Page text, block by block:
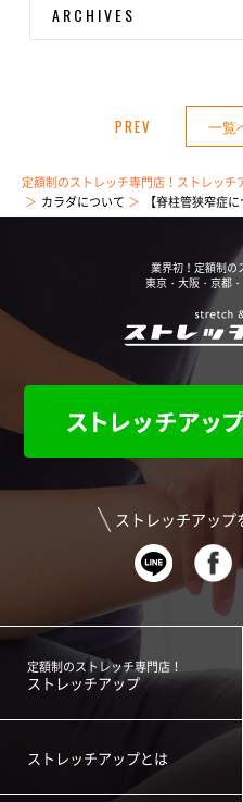
ARCHIVES
PREV 一覧
定額制のストレッチ専門店！ストレッチ
カラダについて
【脊柱管狭窄症に
業界初！定額制
東京・大阪・京都
ストレッチアップ
定額制のストレッチ専門店！
ストレッチアップ
ストレッチアップとは